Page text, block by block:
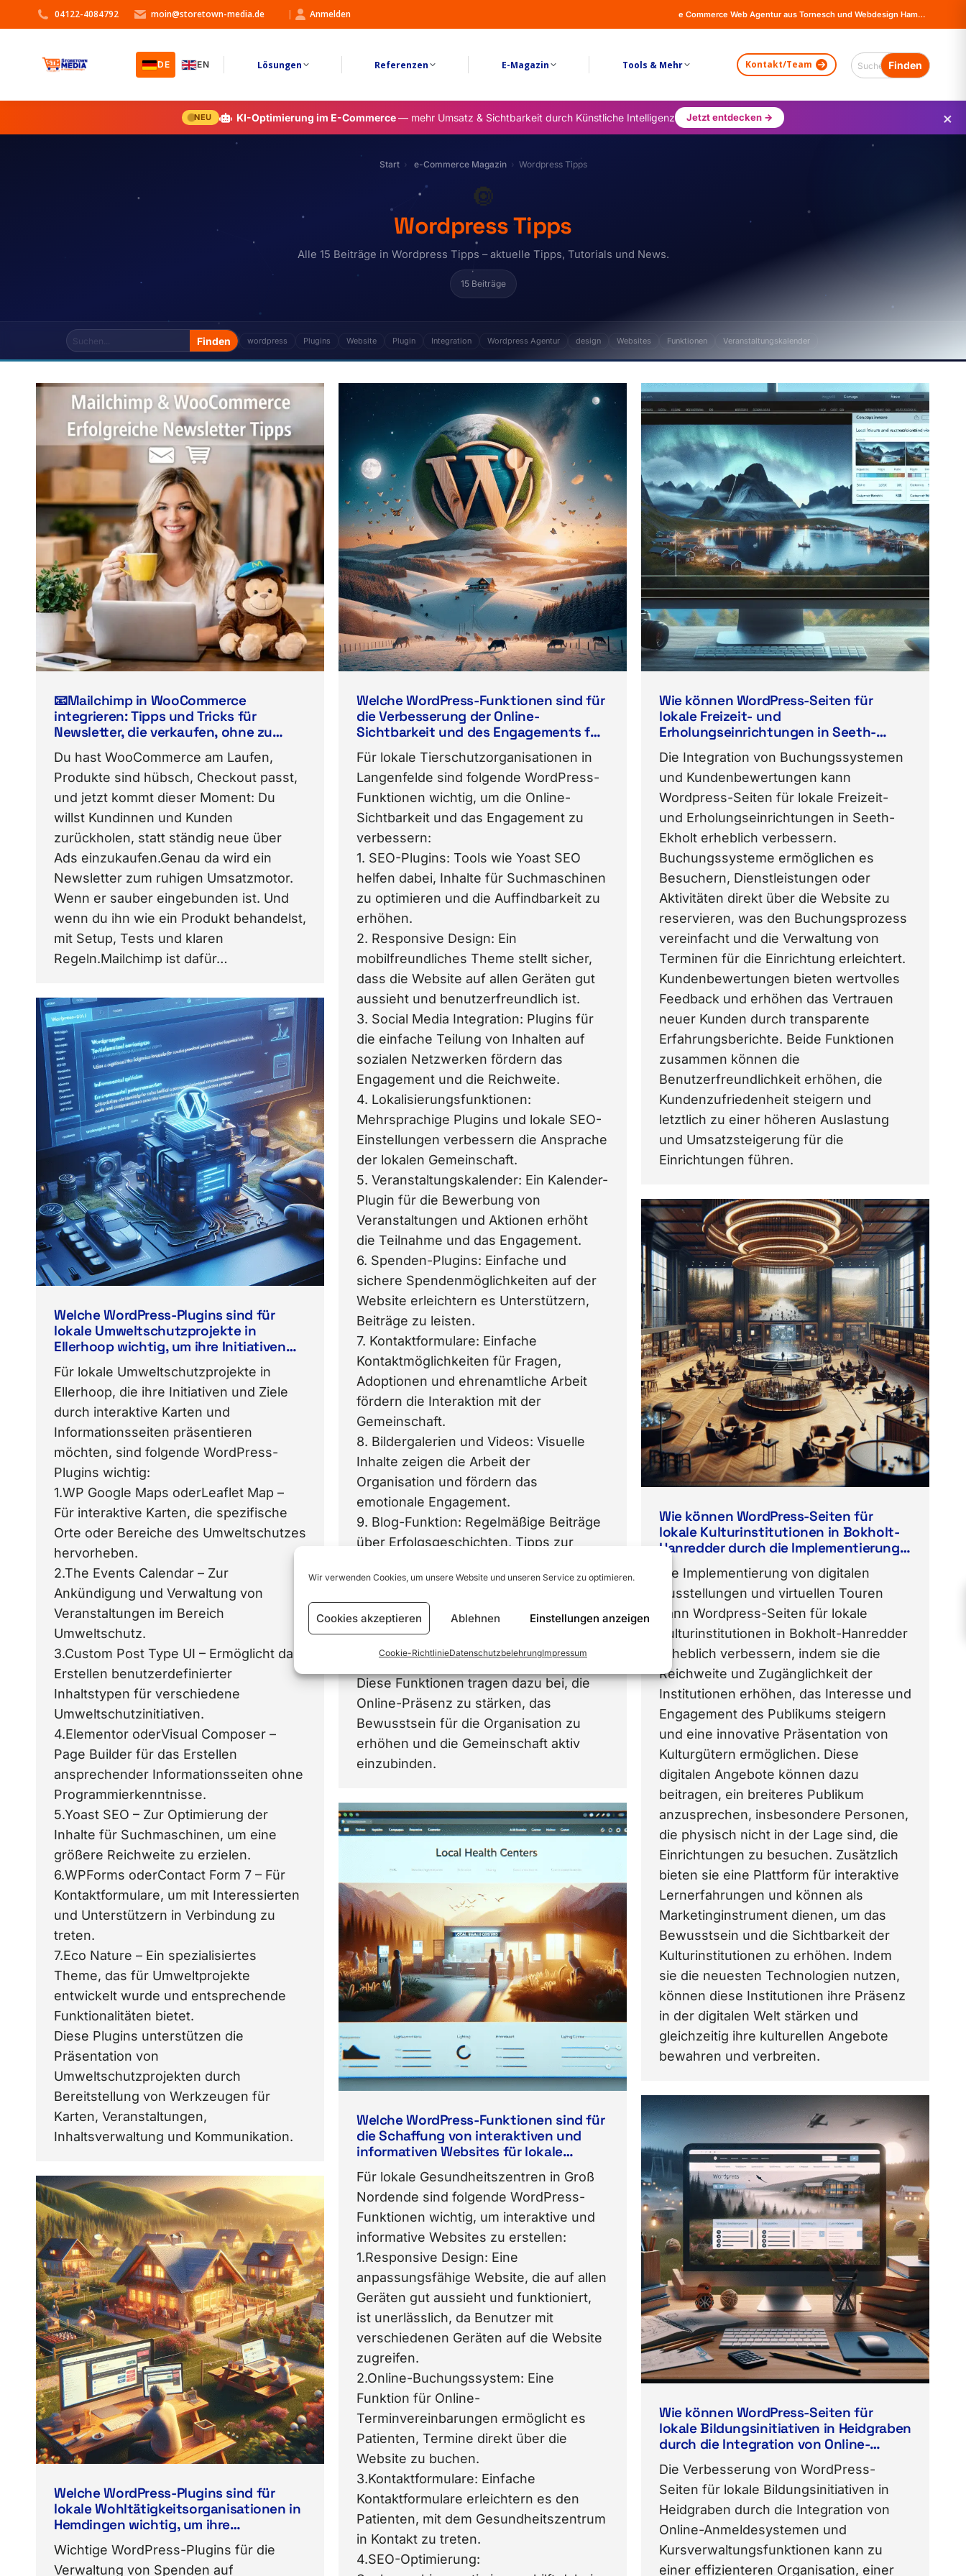
Wir verwenden Cookies, um unsere Website und unseren Service zu optimieren.
Cookies akzeptieren Ablehnen Einstellungen anzeigen
Cookie-RichtlinieDatenschutzbelehrungImpressum
04122-4084792 moin@storetown-media.de | Anmelden e Commerce Web Agentur aus Tornesch und Webdesign Hamburg - Online Shops, Firma Website Erstellung - Magento - Wordpress - WooCommerce
DE EN Lösungen Referenzen E-Magazin Tools & Mehr Kontakt/Team
NEU KI-Optimierung im E-Commerce— mehr Umsatz & Sichtbarkeit durch Künstliche Intelligenz Jetzt entdecken → ×
Start e-Commerce Magazin Wordpress Tipps
🔘
Wordpress Tipps
Alle 15 Beiträge in Wordpress Tipps – aktuelle Tipps, Tutorials und News.
15 Beiträge
wordpress Plugins Website Plugin Integration Wordpress Agentur design Websites Funktionen Veranstaltungskalender
📧Mailchimp in WooCommerce
integrieren: Tipps und Tricks für
Newsletter, die verkaufen, ohne zu
nerven🛒
Du hast WooCommerce am Laufen,
Produkte sind hübsch, Checkout passt,
und jetzt kommt dieser Moment: Du
willst Kundinnen und Kunden
zurückholen, statt ständig neue über
Ads einzukaufen.Genau da wird ein
Newsletter zum ruhigen Umsatzmotor.
Wenn er sauber eingebunden ist. Und
wenn du ihn wie ein Produkt behandelst,
mit Setup, Tests und klaren
Regeln.Mailchimp ist dafür…
Welche WordPress-Funktionen sind für
die Verbesserung der Online-
Sichtbarkeit und des Engagements für
lokale Tierschutzorganisationen in
Langenfelde wichtig?
Für lokale Tierschutzorganisationen in
Langenfelde sind folgende WordPress-
Funktionen wichtig, um die Online-
Sichtbarkeit und das Engagement zu
verbessern:
1. SEO-Plugins: Tools wie Yoast SEO
helfen dabei, Inhalte für Suchmaschinen
zu optimieren und die Auffindbarkeit zu
erhöhen.
2. Responsive Design: Ein
mobilfreundliches Theme stellt sicher,
dass die Website auf allen Geräten gut
aussieht und benutzerfreundlich ist.
3. Social Media Integration: Plugins für
die einfache Teilung von Inhalten auf
sozialen Netzwerken fördern das
Engagement und die Reichweite.
4. Lokalisierungsfunktionen:
Mehrsprachige Plugins und lokale SEO-
Einstellungen verbessern die Ansprache
der lokalen Gemeinschaft.
5. Veranstaltungskalender: Ein Kalender-
Plugin für die Bewerbung von
Veranstaltungen und Aktionen erhöht
die Teilnahme und das Engagement.
6. Spenden-Plugins: Einfache und
sichere Spendenmöglichkeiten auf der
Website erleichtern es Unterstützern,
Beiträge zu leisten.
7. Kontaktformulare: Einfache
Kontaktmöglichkeiten für Fragen,
Adoptionen und ehrenamtliche Arbeit
fördern die Interaktion mit der
Gemeinschaft.
8. Bildergalerien und Videos: Visuelle
Inhalte zeigen die Arbeit der
Organisation und fördern das
emotionale Engagement.
9. Blog-Funktion: Regelmäßige Beiträge
über Erfolgsgeschichten, Tipps zur
Besucher informiert und verbessern die
Sichtbarkeit.
10. Sicherheits-Plugins: Schutz vor
die Website vertrauenswürdig bleibt.
Diese Funktionen tragen dazu bei, die
Online-Präsenz zu stärken, das
Bewusstsein für die Organisation zu
erhöhen und die Gemeinschaft aktiv
einzubinden.
Wie können WordPress-Seiten für
lokale Freizeit- und
Erholungseinrichtungen in Seeth-
Ekholt durch die Integration von
Buchungssystemen und
Kundenbewertungen verbessert
werden?
Die Integration von Buchungssystemen
und Kundenbewertungen kann
Wordpress-Seiten für lokale Freizeit-
und Erholungseinrichtungen in Seeth-
Ekholt erheblich verbessern.
Buchungssysteme ermöglichen es
Besuchern, Dienstleistungen oder
Aktivitäten direkt über die Website zu
reservieren, was den Buchungsprozess
vereinfacht und die Verwaltung von
Terminen für die Einrichtung erleichtert.
Kundenbewertungen bieten wertvolles
Feedback und erhöhen das Vertrauen
neuer Kunden durch transparente
Erfahrungsberichte. Beide Funktionen
zusammen können die
Benutzerfreundlichkeit erhöhen, die
Kundenzufriedenheit steigern und
letztlich zu einer höheren Auslastung
und Umsatzsteigerung für die
Einrichtungen führen.
Welche WordPress-Plugins sind für
lokale Umweltschutzprojekte in
Ellerhoop wichtig, um ihre Initiativen
und Ziele durch interaktive Karten und
Informationsseiten zu präsentieren?
Für lokale Umweltschutzprojekte in
Ellerhoop, die ihre Initiativen und Ziele
durch interaktive Karten und
Informationsseiten präsentieren
möchten, sind folgende WordPress-
Plugins wichtig:
1.WP Google Maps oderLeaflet Map –
Für interaktive Karten, die spezifische
Orte oder Bereiche des Umweltschutzes
hervorheben.
2.The Events Calendar – Zur
Ankündigung und Verwaltung von
Veranstaltungen im Bereich
Umweltschutz.
3.Custom Post Type UI – Ermöglicht das
Erstellen benutzerdefinierter
Inhaltstypen für verschiedene
Umweltschutzinitiativen.
4.Elementor oderVisual Composer –
Page Builder für das Erstellen
ansprechender Informationsseiten ohne
Programmierkenntnisse.
5.Yoast SEO – Zur Optimierung der
Inhalte für Suchmaschinen, um eine
größere Reichweite zu erzielen.
6.WPForms oderContact Form 7 – Für
Kontaktformulare, um mit Interessierten
und Unterstützern in Verbindung zu
treten.
7.Eco Nature – Ein spezialisiertes
Theme, das für Umweltprojekte
entwickelt wurde und entsprechende
Funktionalitäten bietet.
Diese Plugins unterstützen die
Präsentation von
Umweltschutzprojekten durch
Bereitstellung von Werkzeugen für
Karten, Veranstaltungen,
Inhaltsverwaltung und Kommunikation.
Wie können WordPress-Seiten für
lokale Kulturinstitutionen in Bokholt-
Hanredder durch die Implementierung
von digitalen Ausstellungen und
virtuellen Touren verbessert werden?
Die Implementierung von digitalen
Ausstellungen und virtuellen Touren
kann Wordpress-Seiten für lokale
Kulturinstitutionen in Bokholt-Hanredder
erheblich verbessern, indem sie die
Reichweite und Zugänglichkeit der
Institutionen erhöhen, das Interesse und
Engagement des Publikums steigern
und eine innovative Präsentation von
Kulturgütern ermöglichen. Diese
digitalen Angebote können dazu
beitragen, ein breiteres Publikum
anzusprechen, insbesondere Personen,
die physisch nicht in der Lage sind, die
Einrichtungen zu besuchen. Zusätzlich
bieten sie eine Plattform für interaktive
Lernerfahrungen und können als
Marketinginstrument dienen, um das
Bewusstsein und die Sichtbarkeit der
Kulturinstitutionen zu erhöhen. Indem
sie die neuesten Technologien nutzen,
können diese Institutionen ihre Präsenz
in der digitalen Welt stärken und
gleichzeitig ihre kulturellen Angebote
bewahren und verbreiten.
Welche WordPress-Funktionen sind für
die Schaffung von interaktiven und
informativen Websites für lokale
Gesundheitszentren in Groß Nordende
wichtig?
Für lokale Gesundheitszentren in Groß
Nordende sind folgende WordPress-
Funktionen wichtig, um interaktive und
informative Websites zu erstellen:
1.Responsive Design: Eine
anpassungsfähige Website, die auf allen
Geräten gut aussieht und funktioniert,
ist unerlässlich, da Benutzer mit
verschiedenen Geräten auf die Website
zugreifen.
2.Online-Buchungssystem: Eine
Funktion für Online-
Terminvereinbarungen ermöglicht es
Patienten, Termine direkt über die
Website zu buchen.
3.Kontaktformulare: Einfache
Kontaktformulare erleichtern es den
Patienten, mit dem Gesundheitszentrum
in Kontakt zu treten.
4.SEO-Optimierung:
Wie können WordPress-Seiten für
lokale Bildungsinitiativen in Heidgraben
durch die Integration von Online-
Anmeldesystemen und
Kursverwaltungsfunktionen verbessert
werden?
Die Verbesserung von WordPress-
Seiten für lokale Bildungsinitiativen in
Heidgraben durch die Integration von
Online-Anmeldesystemen und
Kursverwaltungsfunktionen kann zu
einer effizienteren Organisation, einer
Welche WordPress-Plugins sind für
lokale Wohltätigkeitsorganisationen in
Hemdingen wichtig, um ihre
Spendenaktionen und Kampagnen
online effektiv zu verwalten?
Wichtige WordPress-Plugins für die
Verwaltung von Spenden auf